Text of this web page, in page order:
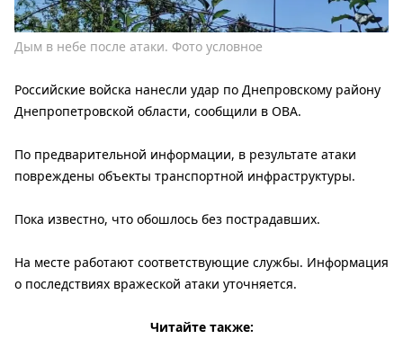
Дым в небе после атаки. Фото условное
Российские войска нанесли удар по Днепровскому району
Днепропетровской области, сообщили в ОВА.
По предварительной информации, в результате атаки
повреждены объекты транспортной инфраструктуры.
Пока известно, что обошлось без пострадавших.
На месте работают соответствующие службы. Информация
о последствиях вражеской атаки уточняется.
Читайте также: